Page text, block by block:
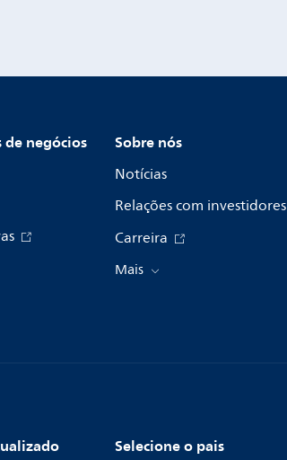
de negócios Sobre nós
Notícias
Relações com investidores
Carreira
Mais
Selecione o pais